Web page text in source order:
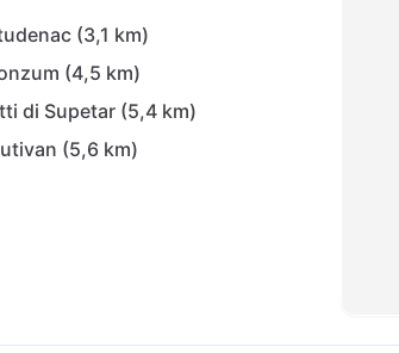
(3,1 km)
(4,5 km)
di Supetar (5,4 km)
(5,6 km)